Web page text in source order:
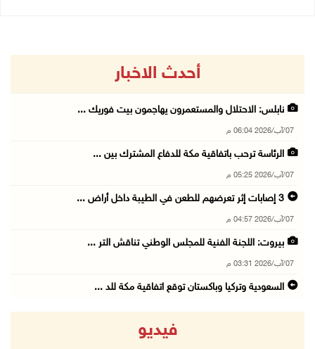
أحدث الاخبار
نابلس: الاحتلال والمستعمرون يهاجمون بيت فوريك ...
07/آب/2026 06:04 م
الرئاسة ترحب باتفاقية مكة للدفاع المشترك بين ...
07/آب/2026 05:25 م
3 إصابات إثر تعرضهم للطعن في الطيبة داخل أراض ...
07/آب/2026 04:57 م
بيروت: اللجنة الفنية للمجلس الوطني تناقش التر ...
07/آب/2026 03:31 م
السعودية وتركيا وباكستان توقع اتفاقية مكة للد ...
فيديو